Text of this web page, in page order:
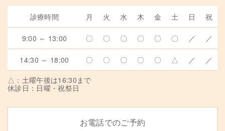
診療時間 月 火 水 木 金 土 日 祝
9:00 ～ 13:00 〇 〇 〇 〇 〇 〇 ／ ／
14:30 ～ 18:00 〇 〇 〇 〇 〇 △ ／
／
△：土曜午後は16:30まで
休診日：日曜・祝祭日
お電話でのご予約